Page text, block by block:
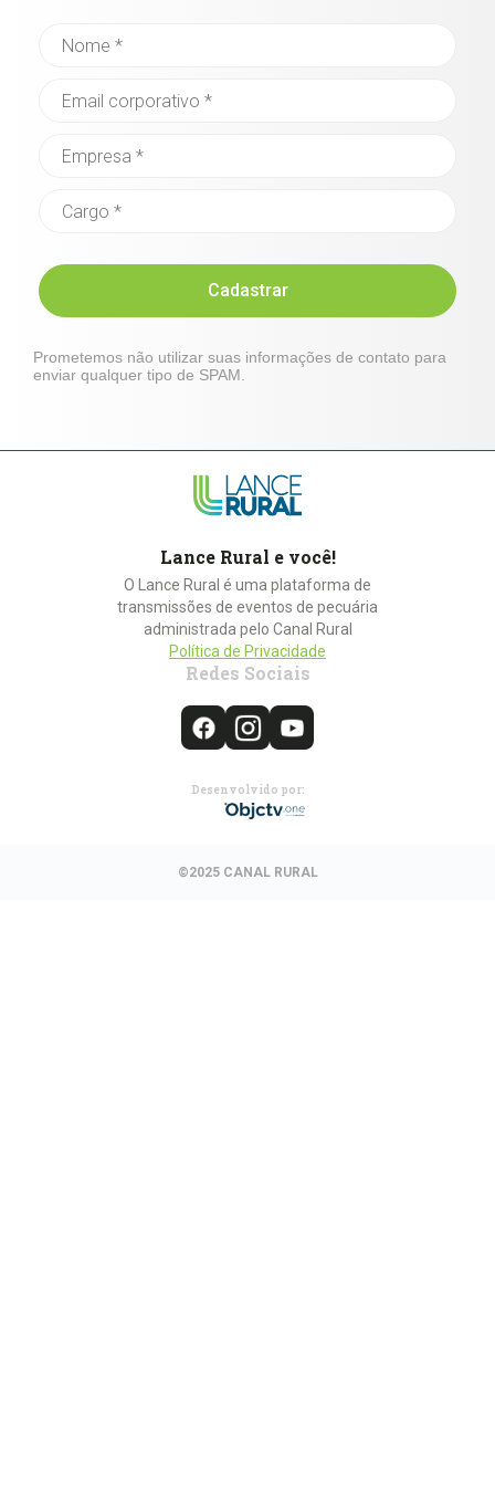
Cadastrar
Prometemos não utilizar suas informações de contato para
enviar qualquer tipo de SPAM.
Lance Rural e você!
O Lance Rural é uma plataforma de
transmissões de eventos de pecuária
administrada pelo Canal Rural
Política de Privacidade
Redes Sociais
Desenvolvido por:
©2025 CANAL RURAL